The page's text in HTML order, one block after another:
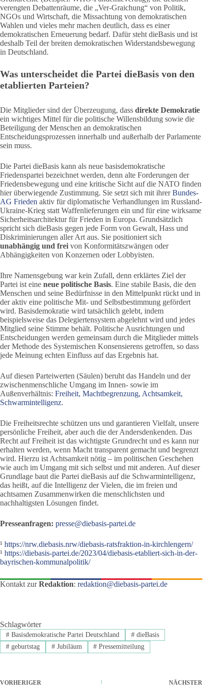
verengten Debattenräume, die „Ver-Graichung“ von Politik,
NGOs und Wirtschaft, die Missachtung von demokratischen
Wahlen und vieles mehr machen deutlich, dass es einer
demokratischen Erneuerung bedarf. Dafür steht dieBasis und ist
deshalb Teil der breiten demokratischen Widerstandsbewegung
in Deutschland.
Was unterscheidet die Partei dieBasis von den
etablierten Parteien?
Die Mitglieder sind der Überzeugung, dass direkte Demokratie
ein wichtiges Mittel für die politische Willensbildung sowie die
Beteiligung der Menschen an demokratischen
Entscheidungsprozessen innerhalb und außerhalb der Parlamente
sein muss.
Die Partei dieBasis kann als neue basisdemokratische
Friedenspartei bezeichnet werden, denn alte Forderungen der
Friedensbewegung und eine kritische Sicht auf die NATO finden
hier überwiegende Zustimmung. Sie setzt sich mit ihrerBundes-
AG Frieden aktiv für diplomatische Verhandlungen im Russland-
Ukraine-Krieg statt Waffenlieferungen ein und für eine wirksame
Sicherheitsarchitektur für Frieden in Europa. Grundsätzlich
spricht sich dieBasis gegen jede Form von Gewalt, Hass und
Diskriminierungen aller Art aus. Sie positioniert sich
unabhängig und frei von Konformitätszwängen oder
Abhängigkeiten von Konzernen oder Lobbyisten.
Ihre Namensgebung war kein Zufall, denn erklärtes Ziel der
Partei ist eine neue politische Basis. Eine stabile Basis, die den
Menschen und seine Bedürfnisse in den Mittelpunkt rückt und in
der aktiv eine politische Mit- und Selbstbestimmung gefördert
wird. Basisdemokratie wird tatsächlich gelebt, indem
beispielsweise das Delegiertensystem abgelehnt wird und jedes
Mitglied seine Stimme behält. Politische Ausrichtungen und
Entscheidungen werden gemeinsam durch die Mitglieder mittels
der Methode des Systemischen Konsensierens getroffen, so dass
jede Meinung echten Einfluss auf das Ergebnis hat.
Auf diesen Parteiwerten (Säulen) beruht das Handeln und der
zwischenmenschliche Umgang im Innen- sowie im
Außenverhältnis: Freiheit, Machtbegrenzung, Achtsamkeit,
Schwarmintelligenz.
Die Freiheitsrechte schützen uns und garantieren Vielfalt, unsere
persönliche Freiheit, aber auch die der Andersdenkenden. Das
Recht auf Freiheit ist das wichtigste Grundrecht und es kann nur
erhalten werden, wenn Macht transparent gemacht und begrenzt
wird. Hierzu ist Achtsamkeit nötig – im politischen Geschehen
wie auch im Umgang mit sich selbst und mit anderen. Auf dieser
Grundlage baut die Partei dieBasis auf die Schwarmintelligenz,
das heißt, auf die Intelligenz der Vielen, die im freien und
achtsamen Zusammenwirken die menschlichsten und
nachhaltigsten Lösungen findet.
Presseanfragen: presse@diebasis-partei.de
¹ https://nrw.diebasis.nrw/diebasis-ratsfraktion-in-kirchlengern/
¹ https://diebasis-partei.de/2023/04/diebasis-etabliert-sich-in-der-
bayrischen-kommunalpolitik/
Kontakt zurRedaktion: redaktion@diebasis-partei.de
Schlagwörter
#Basisdemokratische Partei Deutschland #dieBasis
#geburtstag #Jubiläum # Pressemitteilung
VORHERIGER NÄCHSTER